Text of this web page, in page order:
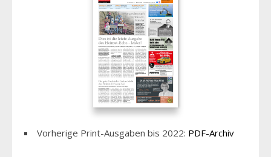
Vorherige Print-Ausgaben bis 2022: PDF-Archiv